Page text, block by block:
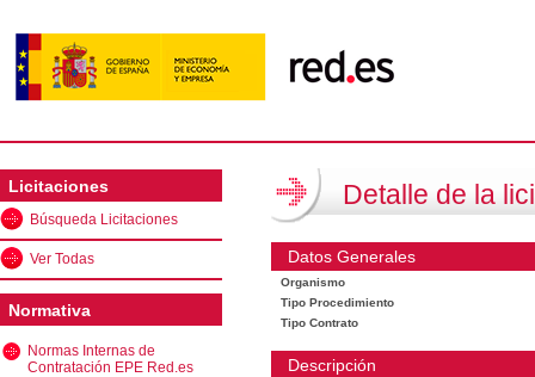
Licitaciones
Búsqueda Licitaciones
Ver Todas
Normativa
Normas Internas de
Contratación EPE Red.es
Detalle de la
Datos Generales
Organismo
Tipo Procedimiento
Tipo Contrato
Descripción